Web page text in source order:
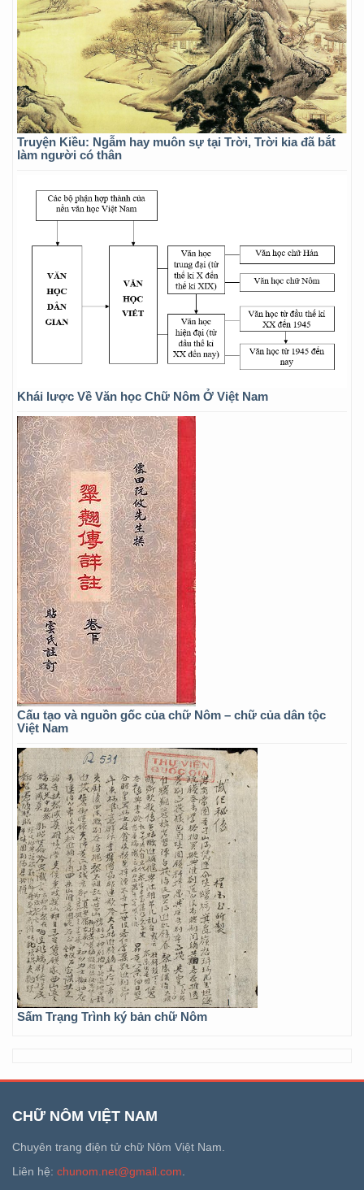
Truyện Kiều: Ngẫm hay muôn sự tại Trời, Trời kia đã bắt
làm người có thân
Khái lược Về Văn học Chữ Nôm Ở Việt Nam
Cấu tạo và nguồn gốc của chữ Nôm – chữ của dân tộc
Việt Nam
Sấm Trạng Trình ký bản chữ Nôm
CHỮ NÔM VIỆT NAM
Chuyên trang điện tử chữ Nôm Việt Nam.
Liên hệ: chunom.net@gmail.com